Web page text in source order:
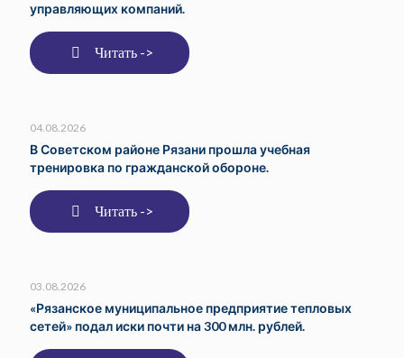
управляющих компаний.
Читать ->
04.08.2026
В Советском районе Рязани прошла учебная
тренировка по гражданской обороне.
Читать ->
03.08.2026
«Рязанское муниципальное предприятие тепловых
сетей» подал иски почти на 300 млн. рублей.